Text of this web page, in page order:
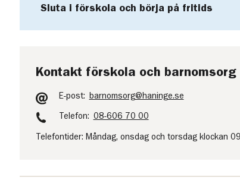
Sluta i förskola och börja på fritids
Kontakt förskola och barnomsorg
E-post: barnomsorg@haninge.se
Telefon: 08-606 70 00
Telefontider: Måndag, onsdag och torsdag klockan